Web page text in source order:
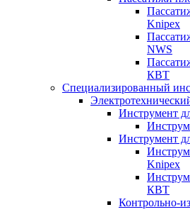
Knipex
NWS
КВТ
Специализированный
Инструмент
Инструмент
Knipex
КВТ
Контрольно-